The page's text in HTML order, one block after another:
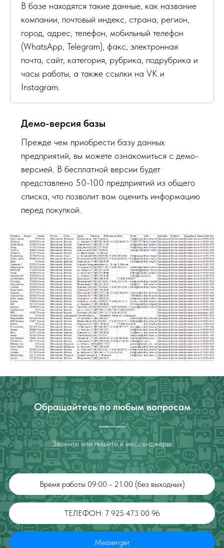
В базе находятся такие данные, как название
компании, почтовый индекс, страна, регион,
город, адрес, телефон, мобильный телефон
(WhatsApp, Telegram), факс, электронная
почта, сайт, категория, рубрика, подрубрика и
часы работы, а также ссылки на VK и
Instagram.
Демо-версия базы
Прежде чем приобрести базу данных
предприятий, вы можете ознакомиться с демо-
версией. В бесплатной версии будет
представлено 50-100 предприятий из общего
списка, что позволит вам оценить информацию
перед покупкой.
Обращайтесь по любым вопросам
Звоните или пишите в мессенджеры.
Время работы 09:00 - 21:00 (без выходных)
ТЕЛЕФОН: 7 925 473 00 96
Messenger